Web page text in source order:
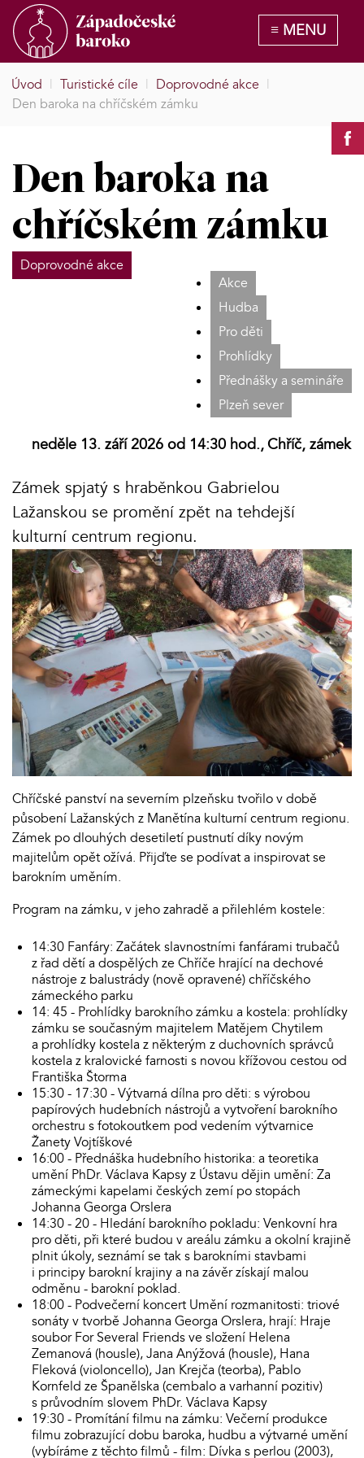
Úvod | Turistické cíle | Doprovodné akce |
Den baroka na chříčském zámku
Den baroka na
chříčském zámku
Doprovodné akce
Akce
Hudba
Pro děti
Prohlídky
Přednášky a semináře
Plzeň sever
neděle 13. září 2026 od 14:30 hod.,Chříč, zámek
Zámek spjatý s hraběnkou Gabrielou
Lažanskou se promění zpět na tehdejší
kulturní centrum regionu.
Chříčské panství na severním plzeňsku tvořilo v době
působení Lažanských z Manětína kulturní centrum regionu.
Zámek po dlouhých desetiletí pustnutí díky novým
majitelům opět ožívá. Přijďte se podívat a inspirovat se
barokním uměním.
Program na zámku, v jeho zahradě a přilehlém kostele:
14:30 Fanfáry: Začátek slavnostními fanfárami trubačů
z řad dětí a dospělých ze Chříče hrající na dechové
nástroje z balustrády (nově opravené) chříčského
zámeckého parku
14: 45 - Prohlídky barokního zámku a kostela: prohlídky
zámku se současným majitelem Matějem Chytilem
a prohlídky kostela z některým z duchovních správců
kostela z kralovické farnosti s novou křížovou cestou od
Františka Štorma
15:30 - 17:30 - Výtvarná dílna pro děti: s výrobou
papírových hudebních nástrojů a vytvoření barokního
orchestru s fotokoutkem pod vedením výtvarnice
Žanety Vojtíškové
16:00 - Přednáška hudebního historika: a teoretika
umění PhDr. Václava Kapsy z Ústavu dějin umění: Za
zámeckými kapelami českých zemí po stopách
Johanna Georga Orslera
14:30 - 20 - Hledání barokního pokladu: Venkovní hra
pro děti, při které budou v areálu zámku a okolní krajině
plnit úkoly, seznámí se tak s barokními stavbami
i principy barokní krajiny a na závěr získají malou
odměnu - barokní poklad.
18:00 - Podvečerní koncert Umění rozmanitosti: triové
sonáty v tvorbě Johanna Georga Orslera, hrají: Hraje
soubor For Several Friends ve složení Helena
Zemanová (housle), Jana Anýžová (housle), Hana
Fleková (violoncello), Jan Krejča (teorba), Pablo
Kornfeld ze Španělska (cembalo a varhanní pozitiv)
s průvodním slovem PhDr. Václava Kapsy
19:30 - Promítání filmu na zámku: Večerní produkce
filmu zobrazující dobu baroka, hudbu a výtvarné umění
(vybíráme z těchto filmů - film: Dívka s perlou (2003),